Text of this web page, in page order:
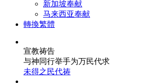
新加坡奉献
马来西亚奉献
轉換繁體
宣教祷告
与神同行举手为万民代求
未得之民代祷